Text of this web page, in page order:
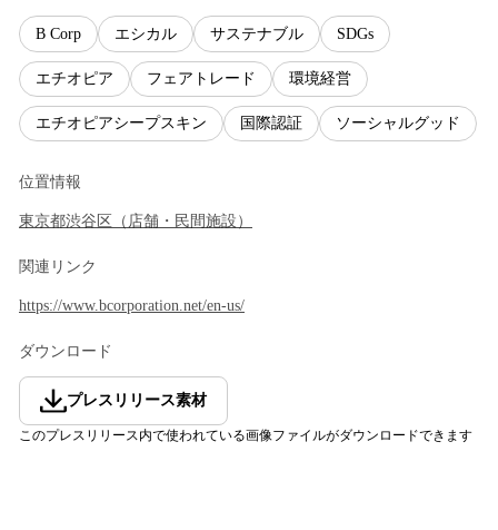
B Corp エシカル サステナブル SDGs
エチオピア フェアトレード 環境経営
エチオピアシープスキン 国際認証 ソーシャルグッド
位置情報
東京都渋谷区 （ 店舗・民間施設 ）
関連リンク
https://www.bcorporation.net/en-us/
ダウンロード
プレスリリース素材
このプレスリリース内で使われている画像ファイルがダウンロードできます